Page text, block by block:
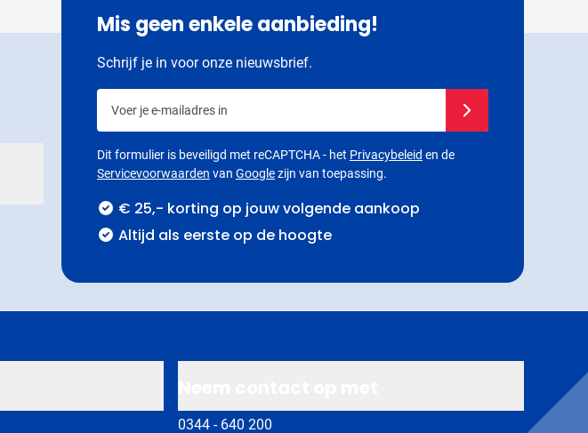
Mis geen enkele aanbieding!
Schrijf je in voor onze nieuwsbrief.
Dit formulier is beveiligd met reCAPTCHA - het Privacybeleid en de
Servicevoorwaarden van Googlezijn van toepassing.
€ 25,- korting op jouw volgende aankoop
Altijd als eerste op de hoogte
0344 - 640 200